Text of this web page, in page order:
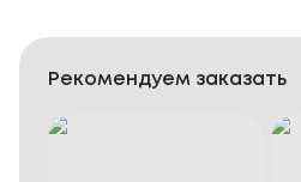
Рекомендуем заказать